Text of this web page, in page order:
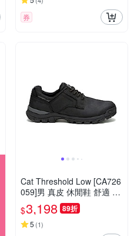
券
Cat Threshold Low [CA726
059]男 真皮 休閒鞋 舒適 穿
搭 百搭黑
$3,198 89折
5 (1)